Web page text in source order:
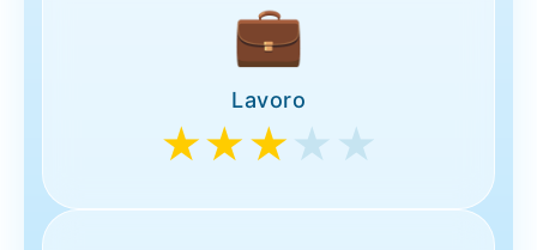
💼
Lavoro
★★★★★